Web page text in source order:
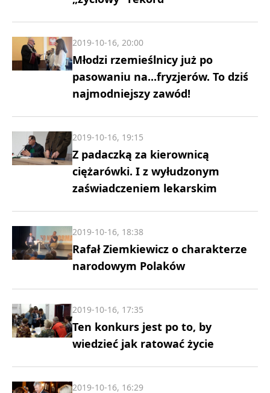
Młodzi rzemieślnicy już po
pasowaniu na...fryzjerów. To dziś
najmodniejszy zawód!
2019-10-16, 20:00
Z padaczką za kierownicą
ciężarówki. I z wyłudzonym
zaświadczeniem lekarskim
2019-10-16, 19:15
Rafał Ziemkiewicz o charakterze
narodowym Polaków
2019-10-16, 18:38
Ten konkurs jest po to, by
wiedzieć jak ratować życie
2019-10-16, 17:35
2019-10-16, 16:29